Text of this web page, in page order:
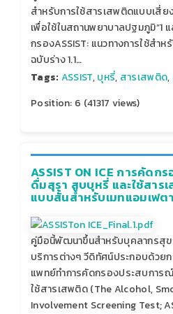
สำหรับการใช้สารเสพติดแบบเสี่
เพื่อใช้ในสถานพยาบาลปฐมภูมิ”1
กรองASSIST: แนวทางการใช้สำ
ฉบับร่าง 1.1…
Tags: ASSIST,บุหรี่, สารเสพติด,
Position: 6 (41317 views)
ASSIST ON ICE การคัดก
ดื่มสุรา สูบบุหรี่ และใช้สาร
แบบสั้นสำหรับเมทแอมเฟต
คู่มือนี้พัฒนาขึ้นสำหรับบุคลากรสุ
บริการต่างๆ วีดิทัศน์ประกอบด้ว
แพทย์ทำการคัดกรองประสบการ
ใช้สารเสพติด (The Alcohol,
Involvement Screening Test;